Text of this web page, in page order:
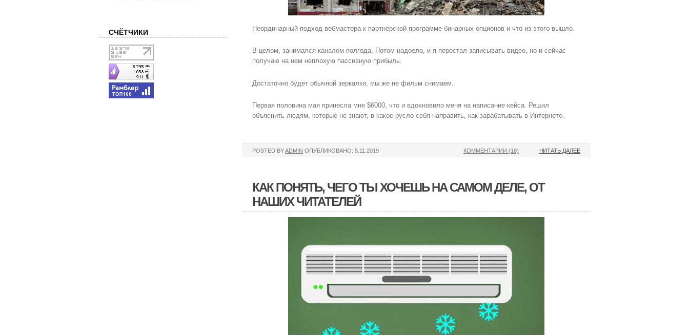
Неординарный подход вебмастера к партнерской программе бинарных опционов и что из этого вышло.
В целом, занимался каналом полгода. Потом надоело, и я перестал записывать видео, но и сейчас
получаю на нем неплохую пассивную прибыль.
Достаточно будет обычной зеркалки, мы же не фильм снимаем.
Первая половина мая принесла мне $6000, что и вдохновило меня на написание кейса. Решил
объяснить людям, которые не знают, в какое русло себя направить, как зарабатывать в Интернете.
POSTED BYADMIN ОПУБЛИКОВАНО: 5.11.2019 ЧИТАТЬ ДАЛЕЕ
КОММЕНТАРИИ (18)
КАК ПОНЯТЬ, ЧЕГО ТЫ ХОЧЕШЬ НА САМОМ ДЕЛЕ, ОТ
НАШИХ ЧИТАТЕЛЕЙ
СЧЁТЧИКИ